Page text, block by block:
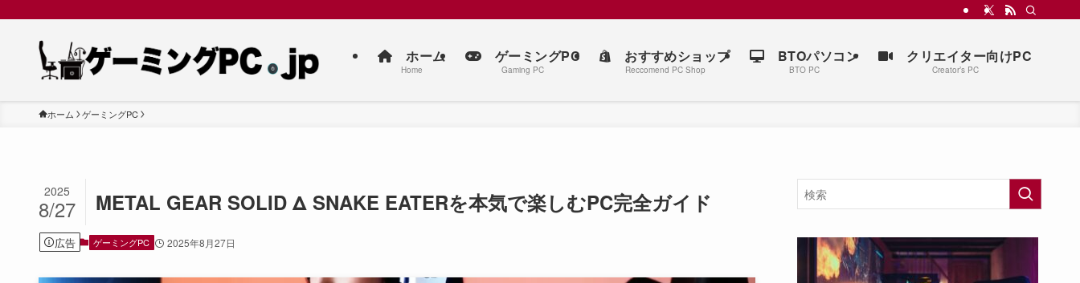
ホーム
Home
ゲーミングPC
Gaming PC
おすすめショップ
Reccomend PC Shop
BTOパソコン
BTO PC
クリエイター向けPC
Creator’s PC
ホーム ゲーミングPC
METAL GEAR SOLID Δ SNAKE EATERを本気で楽しむPC完全ガイド
2025
8/27
広告 ゲーミングPC 2025年8月27日